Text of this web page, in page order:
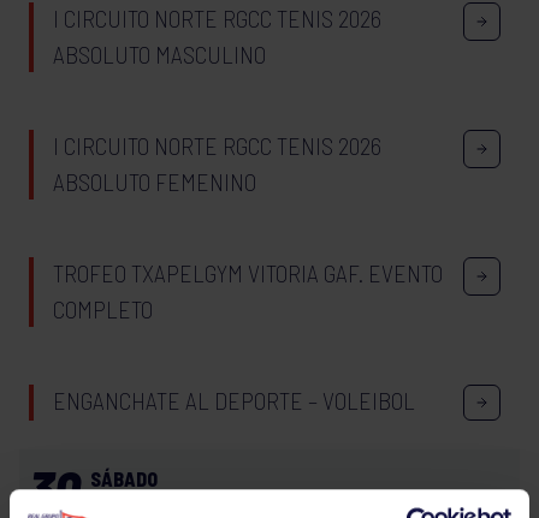
I CIRCUITO NORTE RGCC TENIS 2026
ABSOLUTO MASCULINO
I CIRCUITO NORTE RGCC TENIS 2026
ABSOLUTO FEMENINO
TROFEO TXAPELGYM VITORIA GAF. EVENTO
COMPLETO
ENGANCHATE AL DEPORTE – VOLEIBOL
30 SÁBADO
MAYO 2026